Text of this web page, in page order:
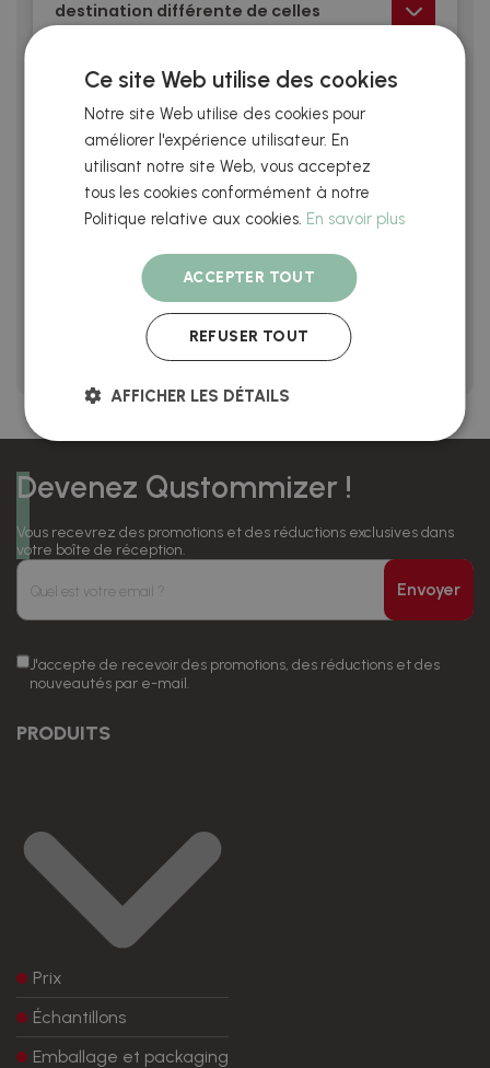
destination différente de celles
Puis-je modifier mes données de
livraison?
Que se passe-t-il si personne ne
réceptionne ma commande à la
livraison?
commande ?
J’ai oublié mon mot de passe,
comment puis-je le récupérer?
Devenez Qustommizer !
Vous recevrez des promotions et des réductions exclusives dans
votre boîte de réception.
Envoyer
J'accepte de recevoir des promotions, des réductions et des
nouveautés par e-mail.
PRODUITS
Prix
Échantillons
Emballage et packaging
Ce site Web utilise des cookies
Notre site Web utilise des cookies pour
améliorer l'expérience utilisateur. En
utilisant notre site Web, vous acceptez
tous les cookies conformément à notre
Politique relative aux cookies. En savoir plus
ACCEPTER TOUT
REFUSER TOUT
AFFICHER LES DÉTAILS